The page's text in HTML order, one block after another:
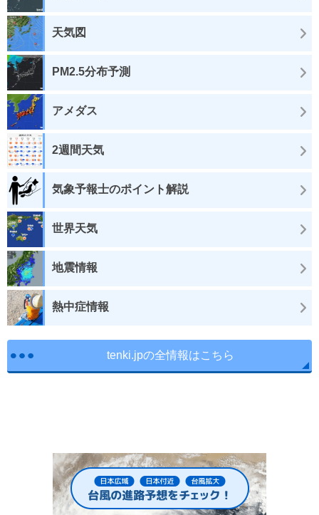
天気図
PM2.5分布予測
アメダス
2週間天気
気象予報士のポイント解説
世界天気
地震情報
熱中症情報
tenki.jpの全情報はこちら